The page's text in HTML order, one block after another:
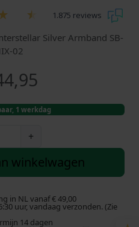
1.875 reviews
Silver Armband SB-
02
1 werkdag
+
winkelwagen
in NL vanaf € 49,00
uur, vandaag verzonden. (Zie
14 dagen